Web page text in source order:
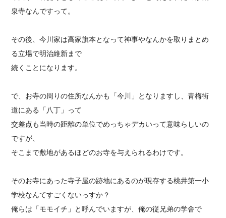
泉寺なんですって。
その後、今川家は高家旗本となって神事やなんかを取りまとめ
る立場で明治維新まで
続くことになります。
で、お寺の周りの住所なんかも「今川」となりますし、青梅街
道にある「八丁」って
交差点も当時の距離の単位でめっちゃデカいって意味らしいの
ですが、
そこまで敷地があるほどのお寺を与えられるわけです。
そのお寺にあった寺子屋の跡地にあるのが現存する桃井第一小
学校なんてすごくないっすか？
俺らは「モモイチ」と呼んでいますが、俺の従兄弟の学舎で